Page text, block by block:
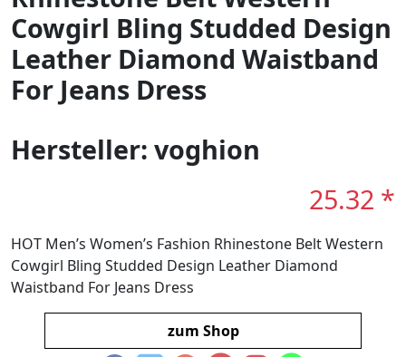
Cowgirl Bling Studded Design
Leather Diamond Waistband
For Jeans Dress
Hersteller: voghion
25.32 *
HOT Men’s Women’s Fashion Rhinestone Belt Western
Cowgirl Bling Studded Design Leather Diamond
Waistband For Jeans Dress
zum Shop